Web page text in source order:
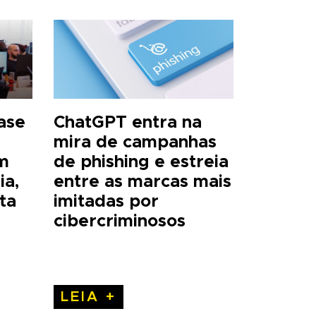
ChatGPT entra na
mira de campanhas
de phishing e estreia
entre as marcas mais
imitadas por
cibercriminosos
LEIA +